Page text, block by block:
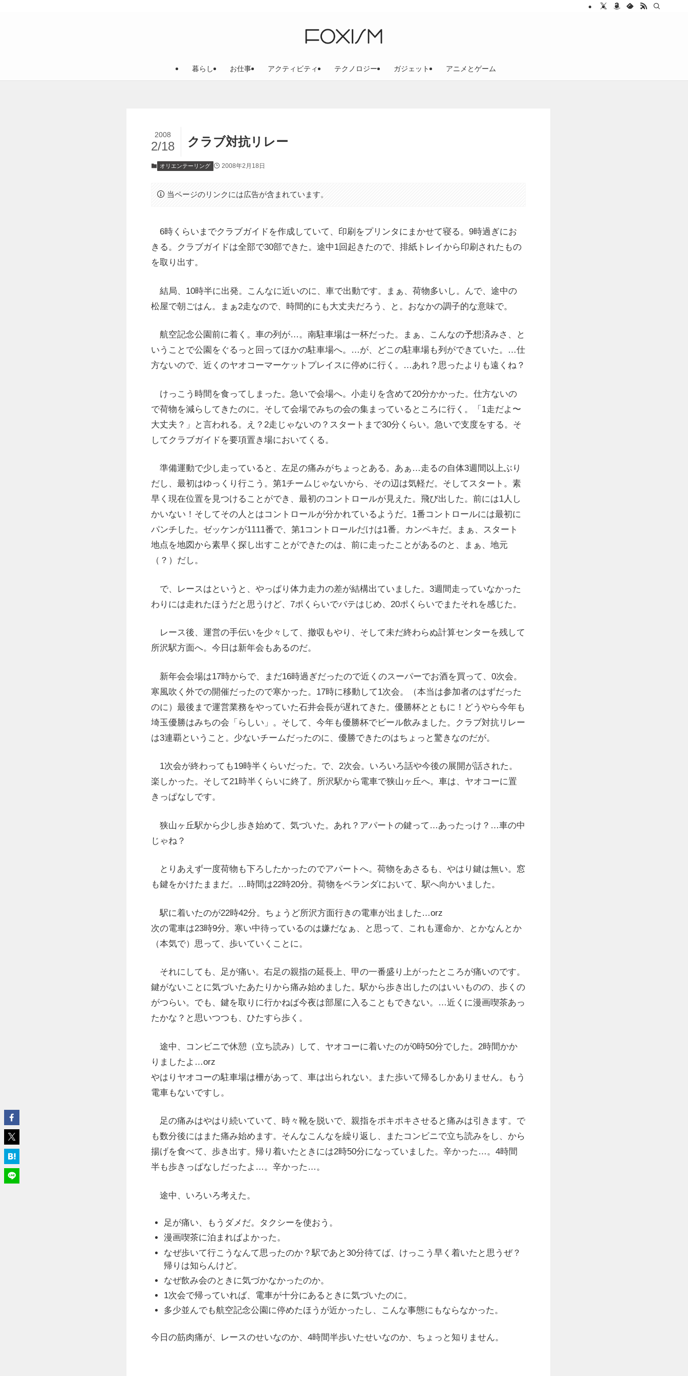
暮らし お仕事 アクティビティ テクノロジー ガジェット アニメとゲーム
クラブ対抗リレー
2008
2/18
オリエンテーリング 2008年2月18日
当ページのリンクには広告が含まれています。
6時くらいまでクラブガイドを作成していて、印刷をプリンタにまかせて寝る。9時過ぎにお
きる。クラブガイドは全部で30部できた。途中1回起きたので、排紙トレイから印刷されたもの
を取り出す。
結局、10時半に出発。こんなに近いのに、車で出動です。まぁ、荷物多いし。んで、途中の
松屋で朝ごはん。まぁ2走なので、時間的にも大丈夫だろう、と。おなかの調子的な意味で。
航空記念公園前に着く。車の列が…。南駐車場は一杯だった。まぁ、こんなの予想済みさ、と
いうことで公園をぐるっと回ってほかの駐車場へ。…が、どこの駐車場も列ができていた。…仕
方ないので、近くのヤオコーマーケットプレイスに停めに行く。…あれ？思ったよりも遠くね？
けっこう時間を食ってしまった。急いで会場へ。小走りを含めて20分かかった。仕方ないの
で荷物を減らしてきたのに。そして会場でみちの会の集まっているところに行く。「1走だよ〜
大丈夫？」と言われる。え？2走じゃないの？スタートまで30分くらい。急いで支度をする。そ
してクラブガイドを要項置き場においてくる。
準備運動で少し走っていると、左足の痛みがちょっとある。あぁ…走るの自体3週間以上ぶり
だし、最初はゆっくり行こう。第1チームじゃないから、その辺は気軽だ。そしてスタート。素
早く現在位置を見つけることができ、最初のコントロールが見えた。飛び出した。前には1人し
かいない！そしてその人とはコントロールが分かれているようだ。1番コントロールには最初に
パンチした。ゼッケンが1111番で、第1コントロールだけは1番。カンペキだ。まぁ、スタート
地点を地図から素早く探し出すことができたのは、前に走ったことがあるのと、まぁ、地元
（？）だし。
で、レースはというと、やっぱり体力走力の差が結構出ていました。3週間走っていなかった
わりには走れたほうだと思うけど、7ポくらいでバテはじめ、20ポくらいでまたそれを感じた。
レース後、運営の手伝いを少々して、撤収もやり、そして未だ終わらぬ計算センターを残して
所沢駅方面へ。今日は新年会もあるのだ。
新年会会場は17時からで、まだ16時過ぎだったので近くのスーパーでお酒を買って、0次会。
寒風吹く外での開催だったので寒かった。17時に移動して1次会。（本当は参加者のはずだった
のに）最後まで運営業務をやっていた石井会長が遅れてきた。優勝杯とともに！どうやら今年も
埼玉優勝はみちの会「らしい」。そして、今年も優勝杯でビール飲みました。クラブ対抗リレー
は3連覇ということ。少ないチームだったのに、優勝できたのはちょっと驚きなのだが。
1次会が終わっても19時半くらいだった。で、2次会。いろいろ話や今後の展開が話された。
楽しかった。そして21時半くらいに終了。所沢駅から電車で狭山ヶ丘へ。車は、ヤオコーに置
きっぱなしです。
狭山ヶ丘駅から少し歩き始めて、気づいた。あれ？アパートの鍵って…あったっけ？…車の中
じゃね？
とりあえず一度荷物も下ろしたかったのでアパートへ。荷物をあさるも、やはり鍵は無い。窓
も鍵をかけたままだ。…時間は22時20分。荷物をベランダにおいて、駅へ向かいました。
駅に着いたのが22時42分。ちょうど所沢方面行きの電車が出ました…orz
次の電車は23時9分。寒い中待っているのは嫌だなぁ、と思って、これも運命か、とかなんとか
（本気で）思って、歩いていくことに。
それにしても、足が痛い。右足の親指の延長上、甲の一番盛り上がったところが痛いのです。
鍵がないことに気づいたあたりから痛み始めました。駅から歩き出したのはいいものの、歩くの
がつらい。でも、鍵を取りに行かねば今夜は部屋に入ることもできない。…近くに漫画喫茶あっ
たかな？と思いつつも、ひたすら歩く。
途中、コンビニで休憩（立ち読み）して、ヤオコーに着いたのが0時50分でした。2時間かか
りましたよ…orz
やはりヤオコーの駐車場は柵があって、車は出られない。また歩いて帰るしかありません。もう
電車もないですし。
足の痛みはやはり続いていて、時々靴を脱いで、親指をポキポキさせると痛みは引きます。で
も数分後にはまた痛み始めます。そんなこんなを繰り返し、またコンビニで立ち読みをし、から
揚げを食べて、歩き出す。帰り着いたときには2時50分になっていました。辛かった…。4時間
半も歩きっぱなしだったよ…。辛かった…。
途中、いろいろ考えた。
足が痛い、もうダメだ。タクシーを使おう。
漫画喫茶に泊まればよかった。
なぜ歩いて行こうなんて思ったのか？駅であと30分待てば、けっこう早く着いたと思うぜ？
帰りは知らんけど。
なぜ飲み会のときに気づかなかったのか。
1次会で帰っていれば、電車が十分にあるときに気づいたのに。
多少並んでも航空記念公園に停めたほうが近かったし、こんな事態にもならなかった。
今日の筋肉痛が、レースのせいなのか、4時間半歩いたせいなのか、ちょっと知りません。